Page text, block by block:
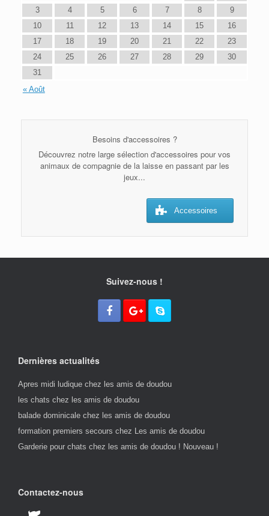
« Août
3
4 5 6 7 8
9
10
11 12 13 14 15
16
17
18 19 20 21 22
23
24
25 26 27 28 29
30
31
Besoins d'accessoires ?
Découvrez notre large sélection d'accessoires pour vos
animaux de compagnie de la laisse en passant par les
jeux...
Accessoires
Suivez-nous !
Dernières actualités
Apres midi ludique chez les amis de doudou
les chats chez les amis de doudou
balade dominicale chez les amis de doudou
formation premiers secours chez Les amis de doudou
Garderie pour chats chez les amis de doudou ! Nouveau !
Contactez-nous